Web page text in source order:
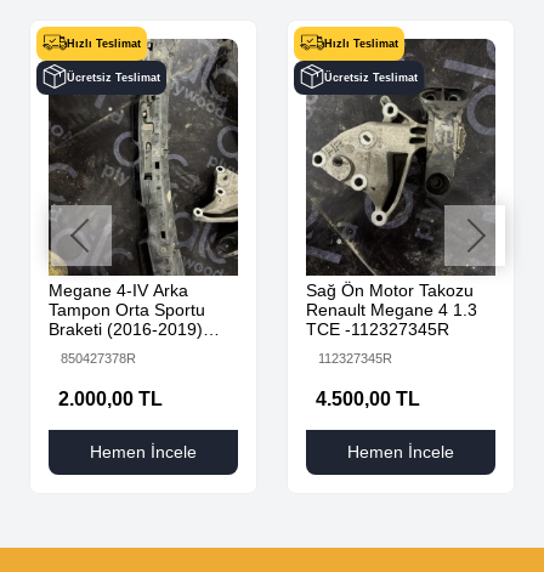
Hızlı Teslimat
Ücretsiz Teslimat
Megane 4-IV Arka
Tampon Orta Sportu
Braketi (2016-2019)
Mais
850427378R
2.000,00 TL
Hemen İncele
Hızlı Teslimat
Ücretsiz Teslimat
Sağ Ön Motor Takozu
Renault Megane 4 1.3
TCE -112327345R
112327345R
4.500,00 TL
Hemen İncele